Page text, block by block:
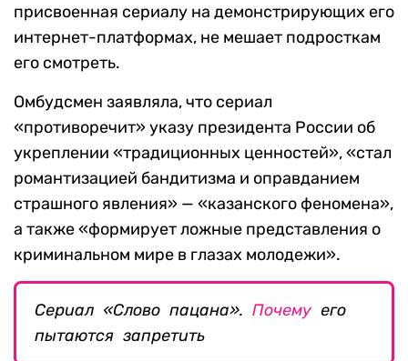
присвоенная сериалу на демонстрирующих его
интернет-платформах, не мешает подросткам
его смотреть.
Омбудсмен заявляла, что сериал
«противоречит» указу президента России об
укреплении «традиционных ценностей», «стал
романтизацией бандитизма и оправданием
страшного явления» — «казанского феномена»,
а также «формирует ложные представления о
криминальном мире в глазах молодежи».
Сериал «Слово пацана». Почему его
пытаются запретить